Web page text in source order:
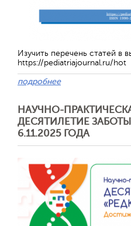
Изучить перечень статей в
https://pediatriajournal.ru/hot
подробнее
НАУЧНО-
ДЕСЯТИЛЕТИЕ
6.11.2025 ГОДА